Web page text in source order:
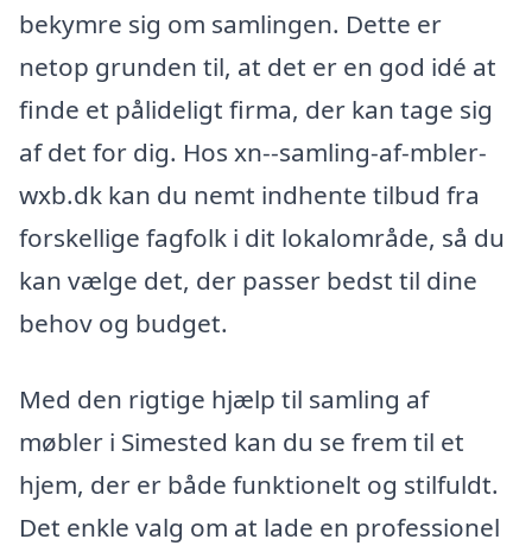
bekymre sig om samlingen. Dette er
netop grunden til, at det er en god idé at
finde et pålideligt firma, der kan tage sig
af det for dig. Hos xn--samling-af-mbler-
wxb.dk kan du nemt indhente tilbud fra
forskellige fagfolk i dit lokalområde, så du
kan vælge det, der passer bedst til dine
behov og budget.
Med den rigtige hjælp til samling af
møbler i Simested kan du se frem til et
hjem, der er både funktionelt og stilfuldt.
Det enkle valg om at lade en professionel